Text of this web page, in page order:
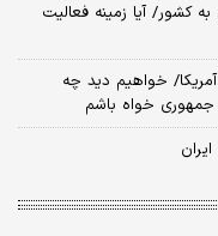
کشور/ آیا زمینه فعالیت
آمریکا/ خواهیم دید چه
خواه باشم